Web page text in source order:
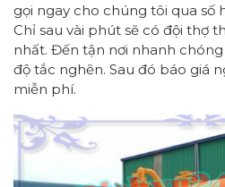
gọi ngay cho chúng tôi qua số
Chỉ sau vài phút sẽ có đội thợ
nhất. Đến tận nơi nhanh
độ tắc nghẽn. Sau đó báo giá
miễn phí.